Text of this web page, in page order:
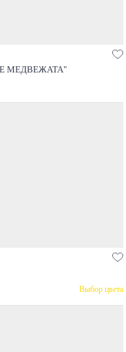
МЕДВЕЖАТА"
Выбор цвета